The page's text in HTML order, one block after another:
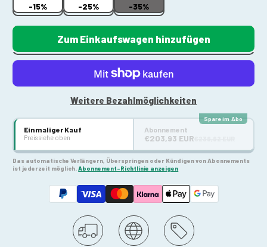
-15% -25% -35%
Zum Einkaufswagen hinzufügen
Weitere Bezahlmöglichkeiten
Einmaliger Kauf
€203,93 EUR
Spare 15% im Abo
Jeden Monat liefern, 15 % Rabatt
€203,93 EUR
Das automatische Verlängern, Überspringen oder Kündigen von Abonnements
ist jederzeit möglich.Abonnement-Richtlinie anzeigen